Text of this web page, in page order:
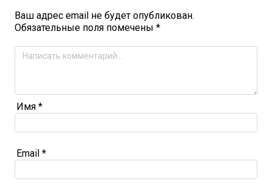
Ваш адрес email не будет опубликован.
Обязательные поля помечены *
Имя *
Email *